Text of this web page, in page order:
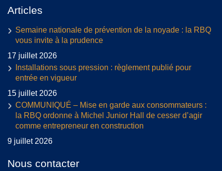
Articles
Semaine nationale de prévention de la noyade : la RBQ
vous invite à la prudence
17 juillet 2026
Installations sous pression : règlement publié pour
entrée en vigueur
15 juillet 2026
COMMUNIQUÉ – Mise en garde aux consommateurs :
la RBQ ordonne à Michel Junior Hall de cesser d’agir
comme entrepreneur en construction
9 juillet 2026
Nous contacter